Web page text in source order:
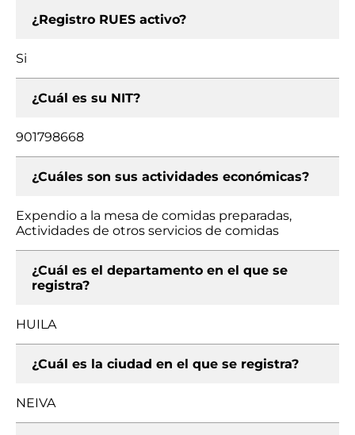
¿Registro RUES activo?
Si
¿Cuál es su NIT?
901798668
¿Cuáles son sus actividades económicas?
Expendio a la mesa de comidas preparadas,
Actividades de otros servicios de comidas
¿Cuál es el departamento en el que se
registra?
HUILA
¿Cuál es la ciudad en el que se registra?
NEIVA